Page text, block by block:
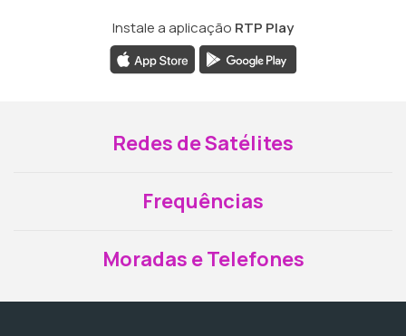
Instale a aplicação RTP Play
Redes de Satélites
Frequências
Moradas e Telefones